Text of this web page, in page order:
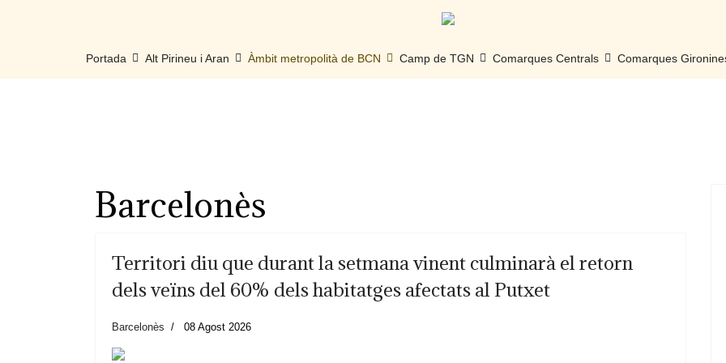
Portada Alt Pirineu i Aran Àmbit metropolità de BCN Camp de TGN Comarques Centrals Comarques
Barcelonès
Territori diu que durant la setmana vinent culminarà el retorn
dels veïns del 60% dels habitatges afectats al Putxet
Barcelonès 08 Agost 2026